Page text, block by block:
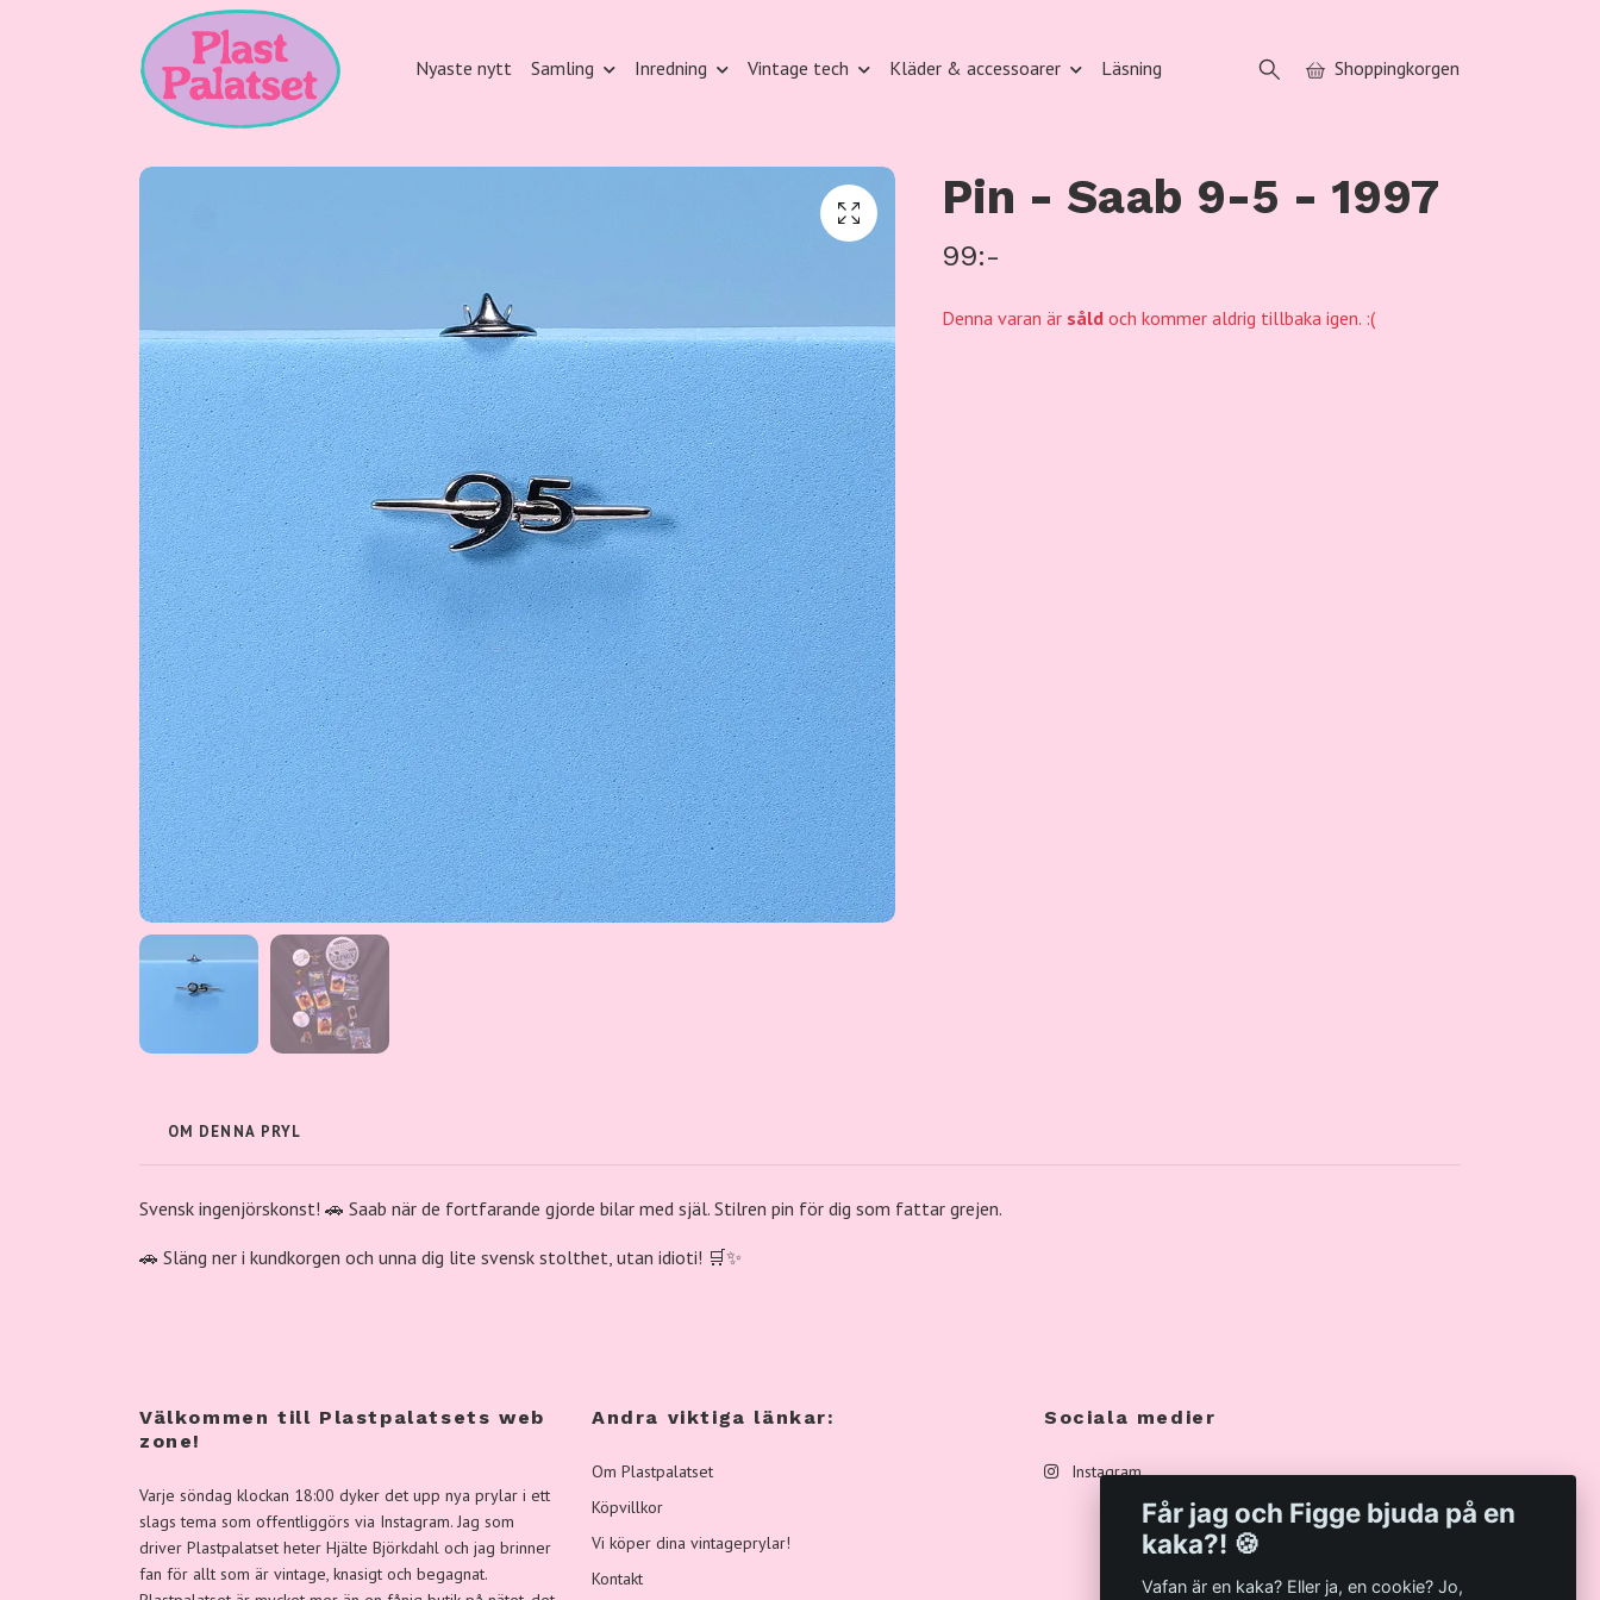
Nyaste nytt Samling Inredning Vintage tech Kläder & accessoarer Läsning Shoppingkorgen
Pin - Saab 9-5 - 1997
99:-
Denna varan ärsåldoch kommer aldrig tillbaka igen. :(
OM DENNA PRYL
Svensk ingenjörskonst! 🚗 Saab när de fortfarande gjorde bilar med själ. Stilren pin för dig som fattar grejen.
🚗 Släng ner i kundkorgen och unna dig lite svensk stolthet, utan idioti! 🛒✨
Välkommen till Plastpalatsets web
zone!
Varje söndag klockan 18:00 dyker det upp nya prylar i ett
slags tema som offentliggörs via Instagram. Jag som
driver Plastpalatset heter Hjälte Björkdahl och jag brinner
fan för allt som är vintage, knasigt och begagnat.
Andra viktiga länkar:
Om Plastpalatset
Köpvillkor
Vi köper dina vintageprylar!
Kontakt
Sociala medier
Instagram
Får jag och Figge bjuda på en
kaka?! 🍪
Vafan är en kaka? Eller ja, en cookie? Jo,